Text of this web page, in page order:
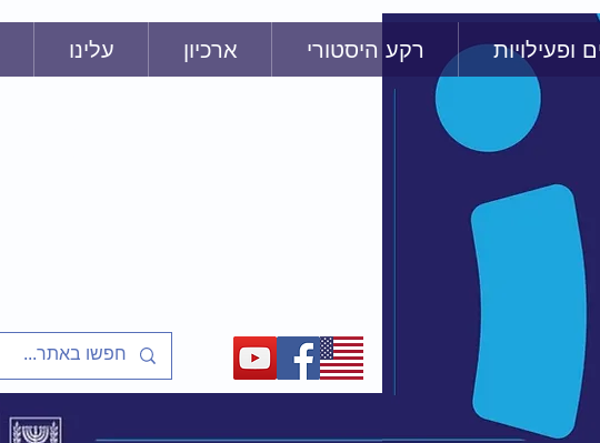
ופעילויות רקע היסטורי ארכיון עלינו